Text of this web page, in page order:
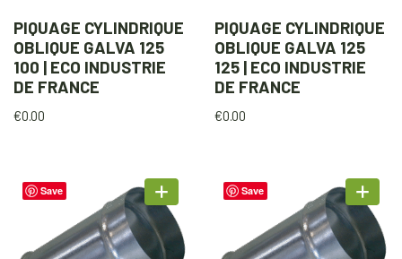
PIQUAGE CYLINDRIQUE
OBLIQUE GALVA 125
100 | ECO INDUSTRIE
DE FRANCE
€0.00
PIQUAGE CYLINDRIQUE
OBLIQUE GALVA 125
125 | ECO INDUSTRIE
DE FRANCE
€0.00
Save Save